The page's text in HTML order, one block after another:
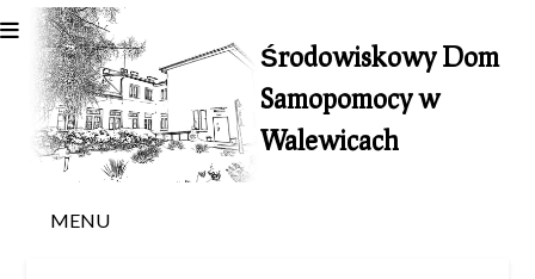
to
content
Środowiskowy Dom
Samopomocy w
Walewicach
MENU